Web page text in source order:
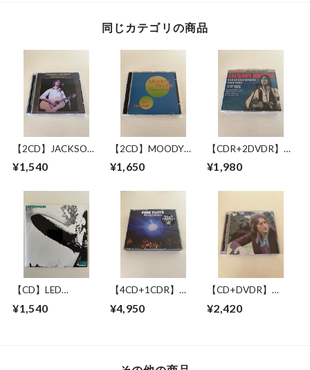
同じカテゴリの商品
【2CD】JACKSON
BROWNE / LONG
BEACH 1978 MIKE
CASSETTES
¥1,540
【2CD】MOODY
BLUES WITH
SYMPHONY
JUNE 1993
¥1,650
【CDR+2DVDR】
JACKSON BROWNE
/ GREAT
¥1,980
【CD】LED
ZEPPELIN
¥1,540
【4CD+1CDR】
RAVING LUNATICS
¥4,950
【CD+DVDR】
COLLECTION
¥2,420